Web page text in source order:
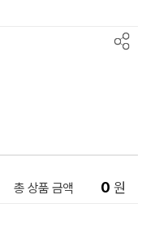
총 상품 금액 0 원